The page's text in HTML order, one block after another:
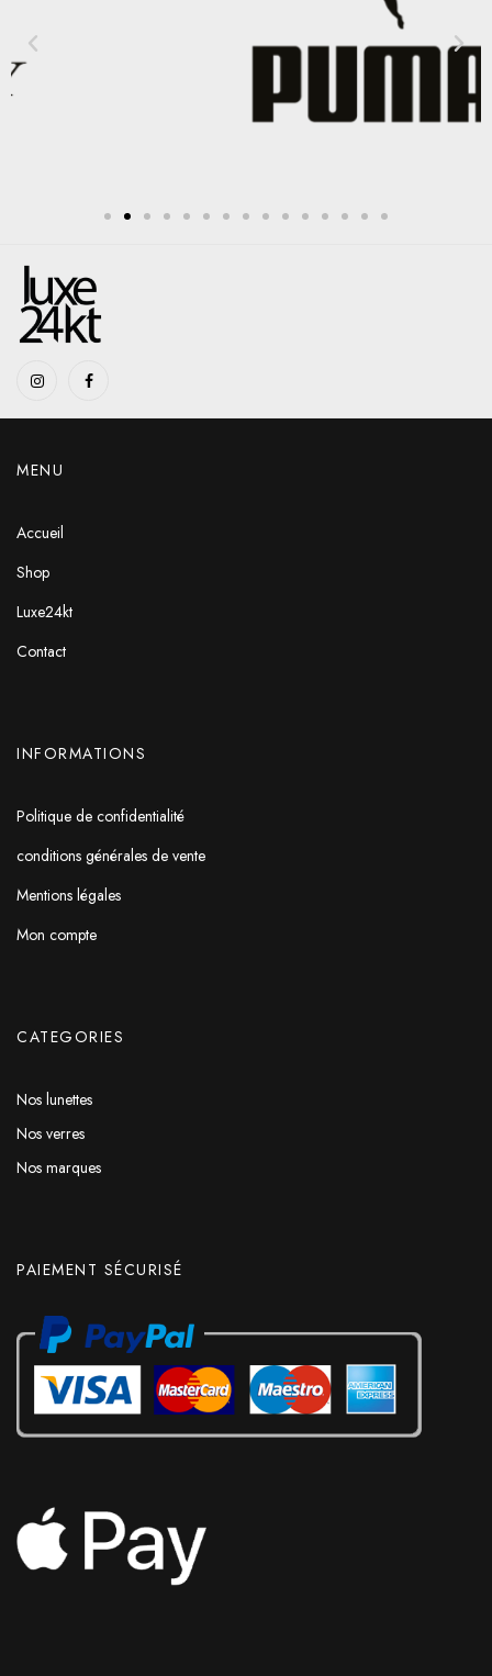
MENU
Accueil
Shop
Luxe24kt
Contact
INFORMATIONS
Politique de confidentialité
conditions générales de vente
Mentions légales
Mon compte
CATEGORIES
Nos lunettes
Nos verres
Nos marques
PAIEMENT SÉCURISÉ